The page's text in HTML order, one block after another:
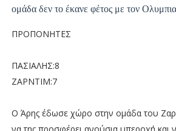
ομάδα δεν το έκανε φέτος με τον
ΠΡΟΠΟΝΗΤΕΣ
ΠΑΣΙΑΛΗΣ:8
ΖΑΡΝΤΙΜ:7
Ο Άρης έδωσε χώρο στην ομάδα του